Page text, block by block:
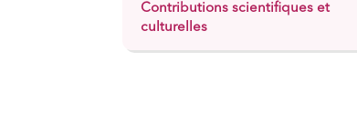
Contributions scientifiques et
culturelles